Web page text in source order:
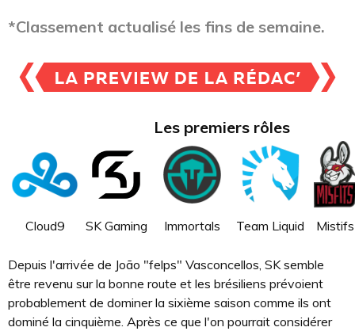
*Classement actualisé les fins de semaine.
Les premiers rôles
Cloud9 SK Gaming Immortals Team Liquid Mistifs
Depuis l'arrivée de João "felps" Vasconcellos, SK semble
être revenu sur la bonne route et les brésiliens prévoient
probablement de dominer la sixième saison comme ils ont
dominé la cinquième. Après ce que l'on pourrait considérer